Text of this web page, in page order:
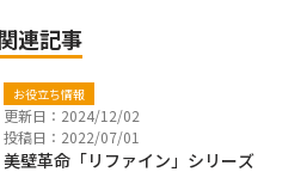
連記事
お役立ち情報
更新日：2024/12/02
投稿日：2022/07/01
美壁革命「リファイン」シリーズ